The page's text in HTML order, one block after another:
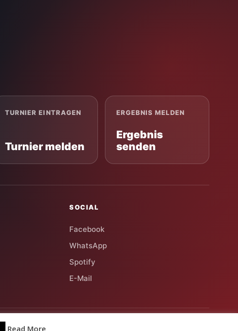
TURNIER EINTRAGEN
Turnier melden
ERGEBNIS MELDEN
Ergebnis
senden
SOCIAL
Facebook
WhatsApp
Spotify
E-Mail
Read More